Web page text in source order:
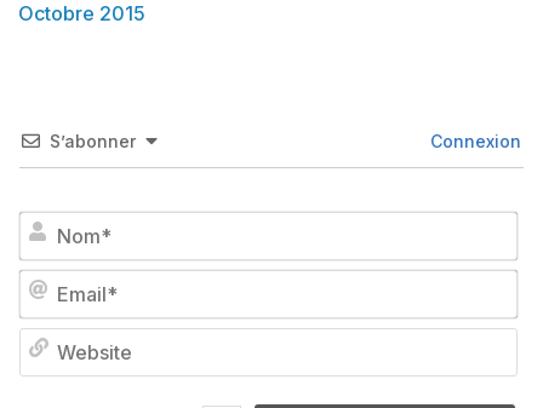
Octobre 2015
S’abonner Connexion